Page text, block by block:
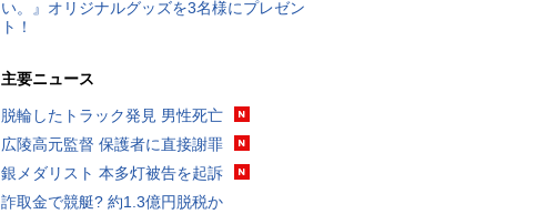
い。』オリジナルグッズを3名様にプレゼン
ト！
主要ニュース
脱輪したトラック発見 男性死亡
広陵高元監督 保護者に直接謝罪
銀メダリスト 本多灯被告を起訴
詐取金で競艇? 約1.3億円脱税か